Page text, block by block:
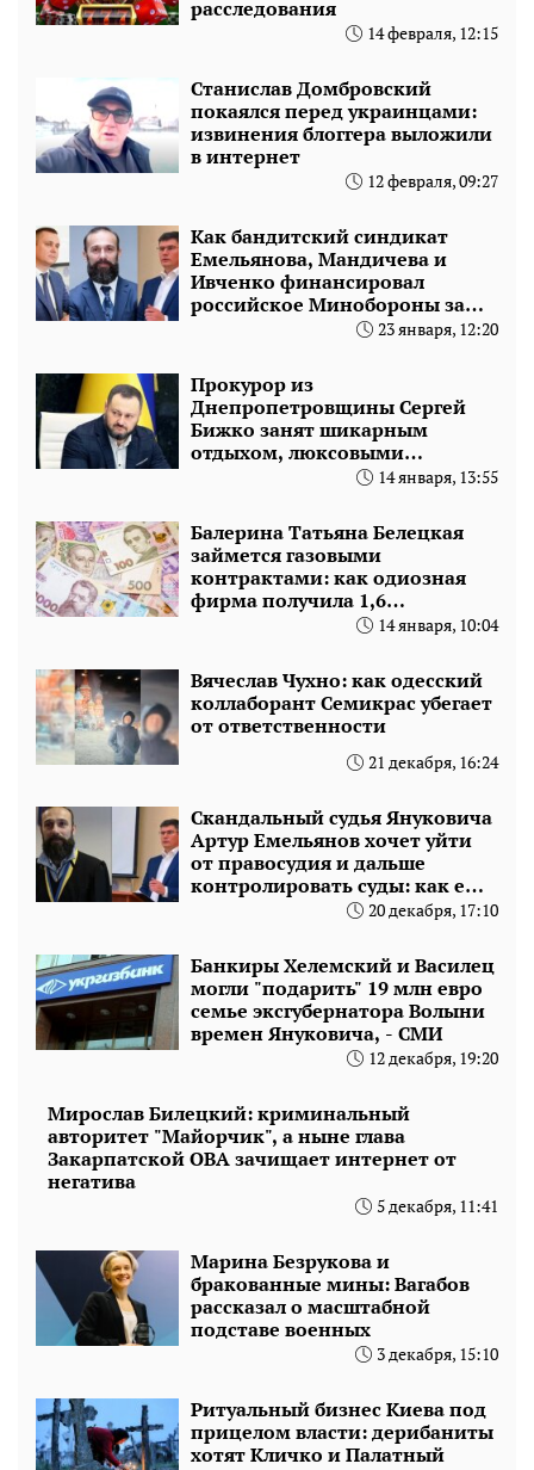
расследования
14 февраля, 12:15
Станислав Домбровский
покаялся перед украинцами:
извинения блоггера выложили
в интернет
12 февраля, 09:27
Как бандитский синдикат
Емельянова, Мандичева и
Ивченко финансировал
российское Минобороны за
23 января, 12:20
Прокурор из
Днепропетровщины Сергей
Бижко занят шикарным
отдыхом, люксовыми
автомобилями и миллионной
14 января, 13:55
Балерина Татьяна Белецкая
займется газовыми
контрактами: как одиозная
фирма получила 1,6
14 января, 10:04
Вячеслав Чухно: как одесский
коллаборант Семикрас убегает
от ответственности
21 декабря, 16:24
Скандальный судья Януковича
Артур Емельянов хочет уйти
от правосудия и дальше
контролировать суды: как ему
помогает тайный миллионер
20 декабря, 17:10
Банкиры Хелемский и Василец
могли "подарить" 19 млн евро
семье эксгубернатора Волыни
времен Януковича, - СМИ
12 декабря, 19:20
Мирослав Билецкий: криминальный
авторитет "Майорчик", а ныне глава
Закарпатской ОВА зачищает интернет от
негатива
5 декабря, 11:41
Марина Безрукова и
бракованные мины: Вагабов
рассказал о масштабной
подставе военных
3 декабря, 15:10
Ритуальный бизнес Киева под
прицелом власти: дерибаниты
хотят Кличко и Палатный